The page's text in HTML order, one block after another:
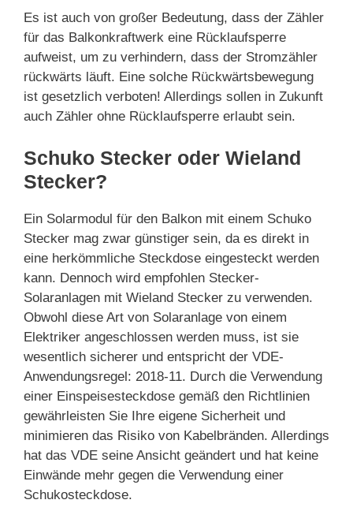
Es ist auch von großer Bedeutung, dass der Zähler
für das Balkonkraftwerk eine Rücklaufsperre
aufweist, um zu verhindern, dass der Stromzähler
rückwärts läuft. Eine solche Rückwärtsbewegung
ist gesetzlich verboten! Allerdings sollen in Zukunft
auch Zähler ohne Rücklaufsperre erlaubt sein.
Schuko Stecker oder Wieland
Stecker?
Ein Solarmodul für den Balkon mit einem Schuko
Stecker mag zwar günstiger sein, da es direkt in
eine herkömmliche Steckdose eingesteckt werden
kann. Dennoch wird empfohlen Stecker-
Solaranlagen mit Wieland Stecker zu verwenden.
Obwohl diese Art von Solaranlage von einem
Elektriker angeschlossen werden muss, ist sie
wesentlich sicherer und entspricht der VDE-
Anwendungsregel: 2018-11. Durch die Verwendung
einer Einspeisesteckdose gemäß den Richtlinien
gewährleisten Sie Ihre eigene Sicherheit und
minimieren das Risiko von Kabelbränden. Allerdings
hat das VDE seine Ansicht geändert und hat keine
Einwände mehr gegen die Verwendung einer
Schukosteckdose.